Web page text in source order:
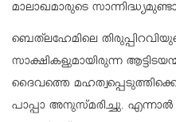
മാലാഖമാരുടെ
ബെത്‌ലഹേമിലെ
സാക്ഷികളുമായിരുന്ന
ദൈവത്തെ
പാപ്പാ അനുസ്മരിച്ചു.